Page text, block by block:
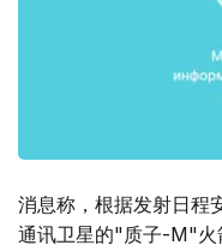
消息称，根据发射日
通讯卫星的"质子-M"火